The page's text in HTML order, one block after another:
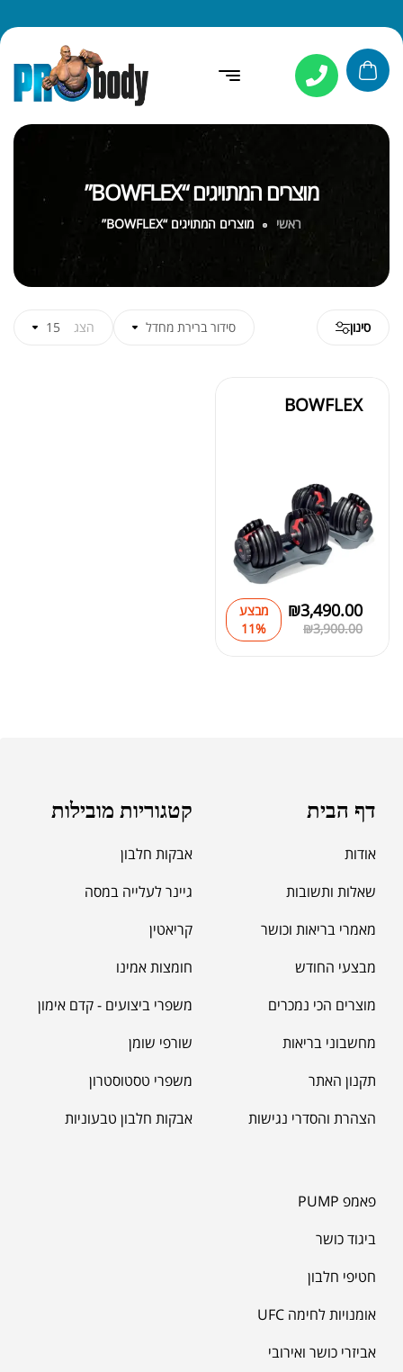
מוצרים המתויגים “BOWFLEX”
ראשי מוצרים המתויגים “BOWFLEX”
סינון סידור ברירת מחדל הצג 15
BOWFLEX
₪3,900.00
₪3,490.00
מבצע
11%
דף הבית
אודות
שאלות ותשובות
מאמרי בריאות וכושר
מבצעי החודש
מוצרים הכי נמכרים
מחשבוני בריאות
תקנון האתר
הצהרת והסדרי נגישות
קטגוריות מובילות
אבקות חלבון
גיינר לעלייה במסה
קריאטין
חומצות אמינו
משפרי ביצועים - קדם אימון
שורפי שומן
משפרי טסטוסטרון
אבקות חלבון טבעוניות
פאמפ PUMP
ביגוד כושר
חטיפי חלבון
אומנויות לחימה UFC
אביזרי כושר ואירובי